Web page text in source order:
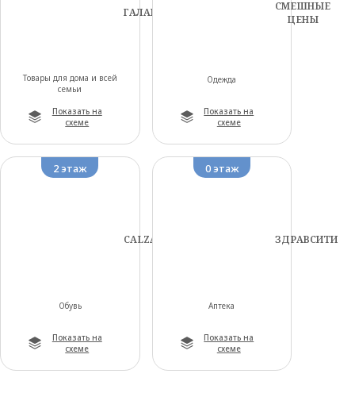
ГАЛАМАРТ
Товары для дома и всей
семьи
Показать на
схеме
СМЕШНЫЕ
ЦЕНЫ
Одежда
Показать на
схеме
2 этаж
CALZADO
Обувь
Показать на
схеме
0 этаж
ЗДРАВСИТИ
Аптека
Показать на
схеме